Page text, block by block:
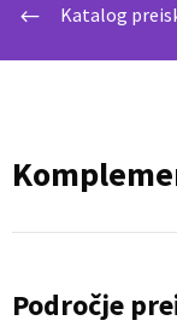
# Katalog
Področje